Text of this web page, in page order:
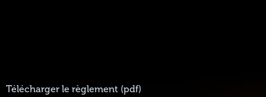
Télécharger le règlement (pdf)